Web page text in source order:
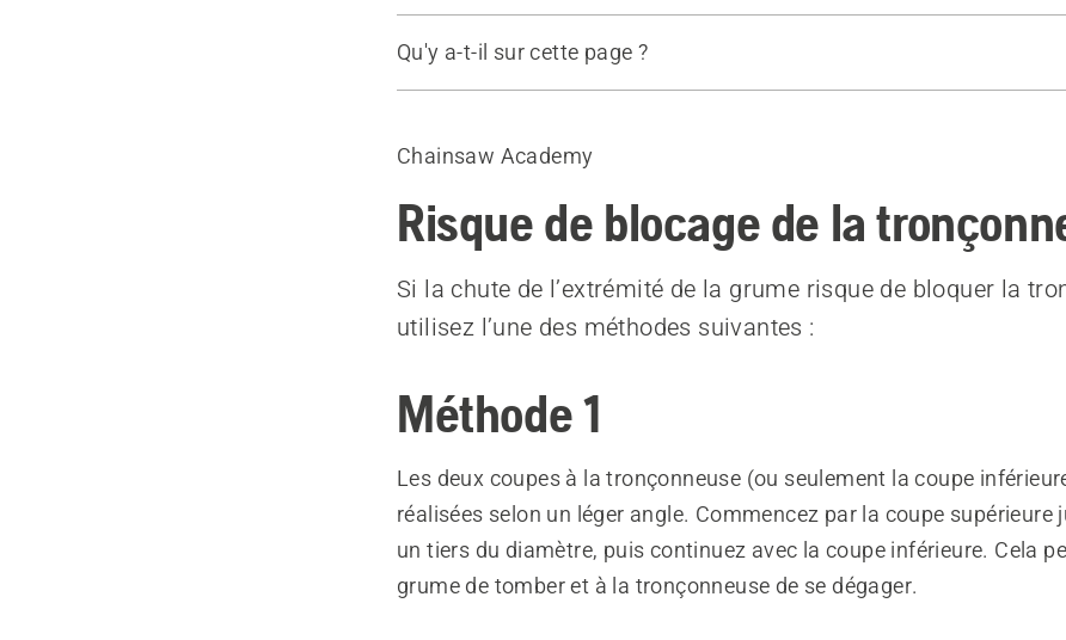
Qu'y a-t-il sur cette page ?
M&#233;thode 1
Chainsaw Academy
Risque de blocage de la
Si la chute de l’extrémité de la grume risque de bloquer la
utilisez l’une des méthodes suivantes :
Méthode 1
Les deux coupes à la tronçonneuse (ou seulement la coupe
réalisées selon un léger angle. Commencez par la coupe supérieure
un tiers du diamètre, puis continuez avec la coupe inférieure. Cela
grume de tomber et à la tronçonneuse de se dégager.